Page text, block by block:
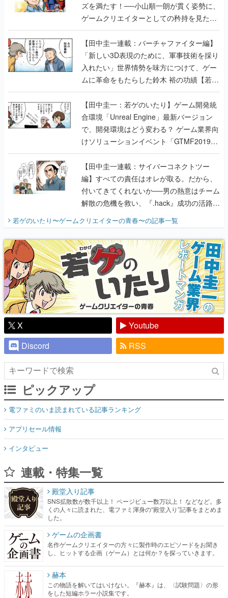
ズを満たす！──小山順一朗が貫く姿勢に、
ゲームクリエイターとしての矜持を見た
【若ゲのいたり最終回】
【田中圭一連載：バーチャファイター編】
「新しい3D表現のために、軍事技術を採り
入れたい」世界情勢を味方につけて、ゲー
ムに革命をもたらした鈴木 裕の功績【若ゲ
のいたり】
【田中圭一：若ゲのいたり】ゲーム開発統
合環境「Unreal Engine」最新バージョン
で、開発環境はどう変わる？ ゲーム業界向
けソリューションイベント「GTMF2019」
に行って、より理解を深めよう【PR】
【田中圭一連載：サイバーコネクトツー
編】すべての責任はオレが取る。だから、
付いてきてくれないか──男の熱意はチーム
解散の危機を救い、『.hack』成功の活路を
開く。業界の快男児・松山 洋に流れる血は
『少年ジャンプ』色だった【若ゲのいた
り】
若ゲのいたり〜ゲームクリエイターの青春〜の記事一覧
X
Youtube
Discord
RSS
ピックアップ
電ファミのいま読まれている記事ランキング
アプリセール情報
インタビュー
連載・特集一覧
殿堂入り記事
SNS拡散数が数千以上！ ページビュー数万以上！ などなど。多
くの人々に読まれた、電ファミ渾身の“殿堂入り”記事をまとめま
した。
ゲームの企画書
名作ゲームクリエイターの方々に製作時のエピソードをお聞き
し、ヒットする企画（ゲーム）とは何か？を探っていきます。
赫本
この物語を解いてはいけない。『赫本』は、〈試験問題〉の形
をした短編ホラー小説集です。